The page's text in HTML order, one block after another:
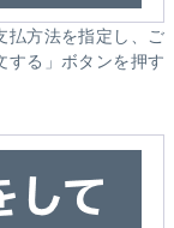
払方法を指定し、ご
る」ボタンを押す